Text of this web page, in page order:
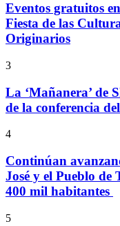
Eventos gratuitos
Fiesta de las
Originarios
3
La ‘Mañanera’ de
de la conferencia
4
Continúan
José y el Pueblo de
400 mil habitantes
5